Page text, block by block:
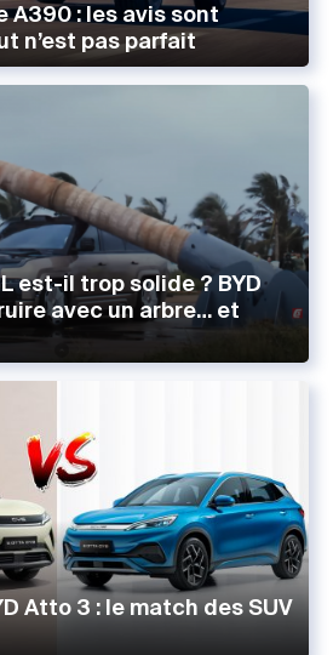
A390 : les avis sont
n’est pas parfait
est-il trop solide ? BYD
avec un arbre… et
Atto 3 : le match des SUV